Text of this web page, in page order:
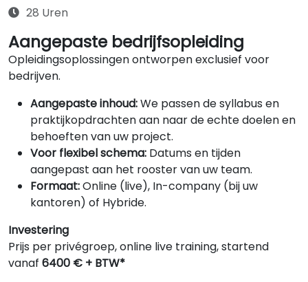
28 Uren
Aangepaste bedrijfsopleiding
Opleidingsoplossingen ontworpen exclusief voor
bedrijven.
Aangepaste inhoud:We passen de syllabus en
praktijkopdrachten aan naar de echte doelen en
behoeften van uw project.
Voor flexibel schema: Datums en tijden
aangepast aan het rooster van uw team.
Formaat:Online (live), In-company (bij uw
kantoren) of Hybride.
Investering
Prijs per privégroep, online live training, startend
vanaf 6400 € + BTW*